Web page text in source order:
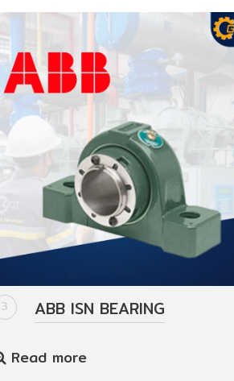
3 ABB ISN BEARING
Read more